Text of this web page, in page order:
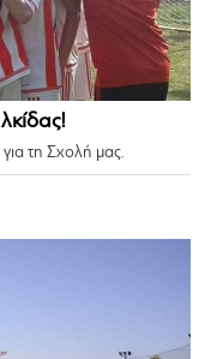
για τη Σχολή μας.